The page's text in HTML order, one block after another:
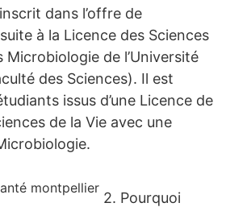
dans l’offre de
à la Licence des Sciences
Microbiologie de l’Université
des Sciences). Il est
issus d’une Licence de
de la Vie avec une
2. Pourquoi